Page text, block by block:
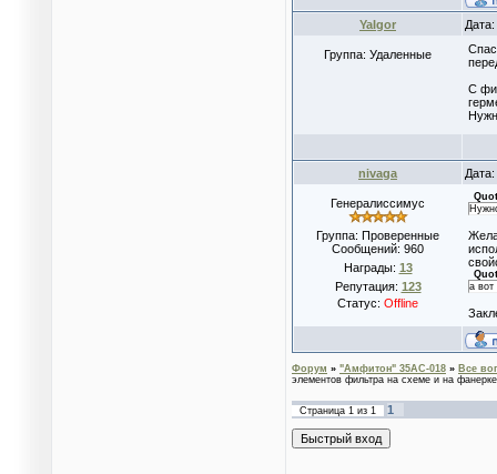
YaIgor
Группа: Удаленные
С
nivaga
Генералиссимус
Группа: Проверенные
Сообщений: 960
Награды: 13
Репутация: 123
Статус: Offline
а вот
Форум » "Амфитон" 35АС-018 » Все
элементов фильтра на схеме и на
Страница 1 из 1 1